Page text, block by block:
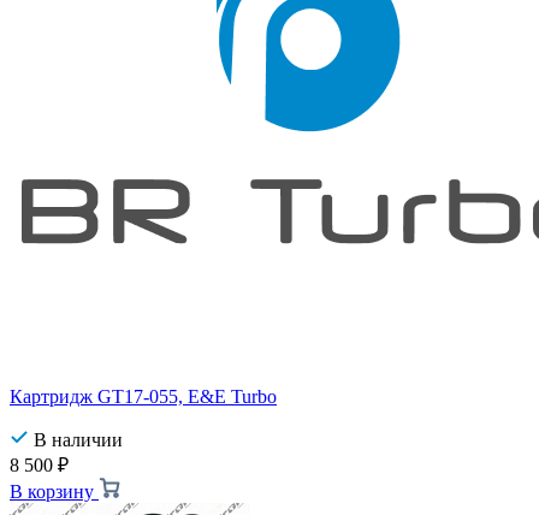
Картридж GT17-055, E&E Turbo
В наличии
8 500 ₽
В корзину